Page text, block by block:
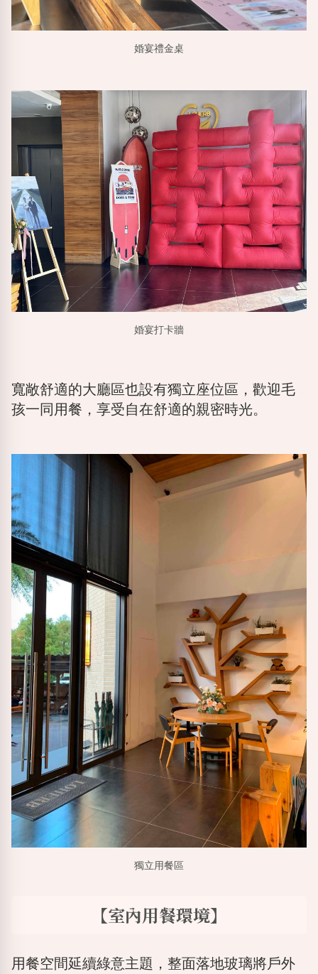
婚宴禮金桌
婚宴打卡牆
寬敞舒適的大廳區也設有獨立座位區，歡迎毛
孩一同用餐，享受自在舒適的親密時光。
獨立用餐區
【室內用餐環境】
用餐空間延續綠意主題，整面落地玻璃將戶外